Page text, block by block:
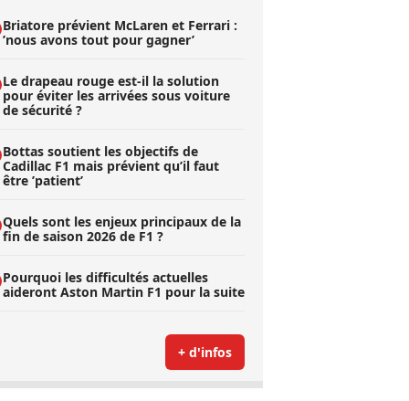
Briatore prévient McLaren et Ferrari :
’nous avons tout pour gagner’
Le drapeau rouge est-il la solution
pour éviter les arrivées sous voiture
de sécurité ?
Bottas soutient les objectifs de
Cadillac F1 mais prévient qu’il faut
être ’patient’
Quels sont les enjeux principaux de la
fin de saison 2026 de F1 ?
Pourquoi les difficultés actuelles
aideront Aston Martin F1 pour la suite
+ d'infos